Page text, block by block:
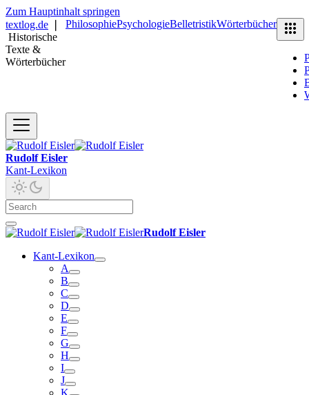
Zum Hauptinhalt springen
textlog.de
Historische
Texte &
Wörterbücher
PhilosophiePsychologieBelletristikWörterbücher
Rudolf Eisler
Kant-Lexikon
Rudolf Eisler
Kant-Lexikon
A
B
C
D
E
F
G
H
I
J
K